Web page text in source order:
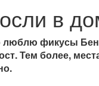
в
люблю фикусы
Тем более,